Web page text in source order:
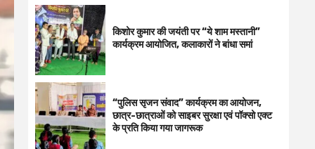
किशोर कुमार की जयंती पर “ये शाम मस्तानी”
कार्यक्रम आयोजित, कलाकारों ने बांधा समां
“पुलिस सृजन संवाद” कार्यक्रम का आयोजन,
छात्र-छात्राओं को साइबर सुरक्षा एवं पॉक्सो एक्ट
के प्रति किया गया जागरूक